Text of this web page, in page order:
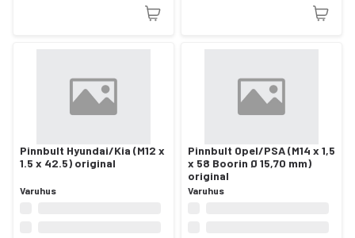
Pinnbult Hyundai/Kia (M12 x
1.5 x 42.5) original
Varuhus
Pinnbult Opel/PSA (M14 x 1,5
x 58 Boorin Ø 15,70 mm)
original
Varuhus